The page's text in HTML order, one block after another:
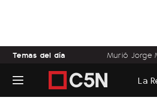
Temas del día Murió Jorge
La